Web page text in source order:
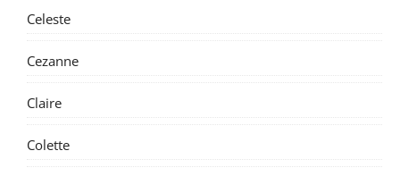
Celeste
Cezanne
Claire
Colette